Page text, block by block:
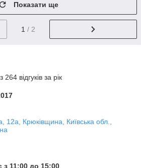
Показати ще
1 / 2
відгуків за рік
12а, Крюківщина, Київська обл.,
з 11:00 до 15:00